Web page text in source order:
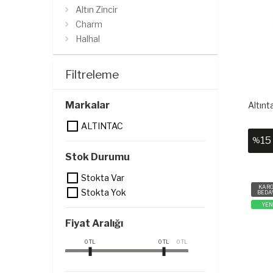
Altın Zincir
Charm
Halhal
Filtreleme
Markalar
ALTINTAC
Stok Durumu
Stokta Var
Stokta Yok
Fiyat Aralığı
0TL
0TL 0TL
%15